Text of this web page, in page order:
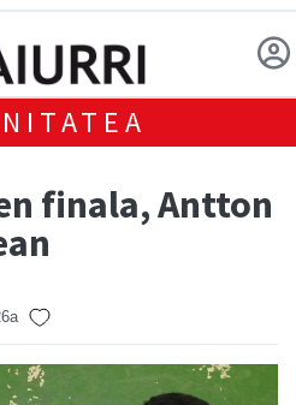
finala, Antton